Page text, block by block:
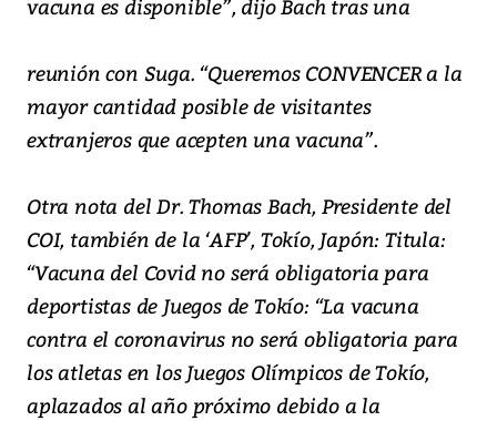
vacuna es disponible”, dijo Bach tras una
reunión con Suga. “Queremos CONVENCER a la
mayor cantidad posible de visitantes
extranjeros que acepten una vacuna”.
Otra nota del Dr. Thomas Bach, Presidente del
COI, también de la ‘AFP’, Tokío, Japón: Titula:
“Vacuna del Covid no será obligatoria para
deportistas de Juegos de Tokío: “La vacuna
contra el coronavirus no será obligatoria para
los atletas en los Juegos Olímpicos de Tokío,
aplazados al año próximo debido a la